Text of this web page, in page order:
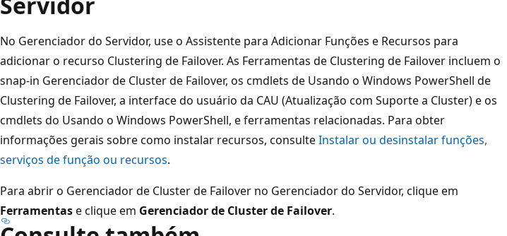
No Gerenciador do Servidor, use o Assistente para Adicionar Funções e Recursos para
adicionar o recurso Clustering de Failover. As Ferramentas de Clustering de Failover incluem o
snap-in Gerenciador de Cluster de Failover, os cmdlets de Usando o Windows PowerShell de
Clustering de Failover, a interface do usuário da CAU (Atualização com Suporte a Cluster) e os
cmdlets do Usando o Windows PowerShell, e ferramentas relacionadas. Para obter
informações gerais sobre como instalar recursos, consulteInstalar ou desinstalar funções,
serviços de função ou recursos.
Para abrir o Gerenciador de Cluster de Failover no Gerenciador do Servidor, clique em
Ferramentase clique em Gerenciador de Cluster de Failover.